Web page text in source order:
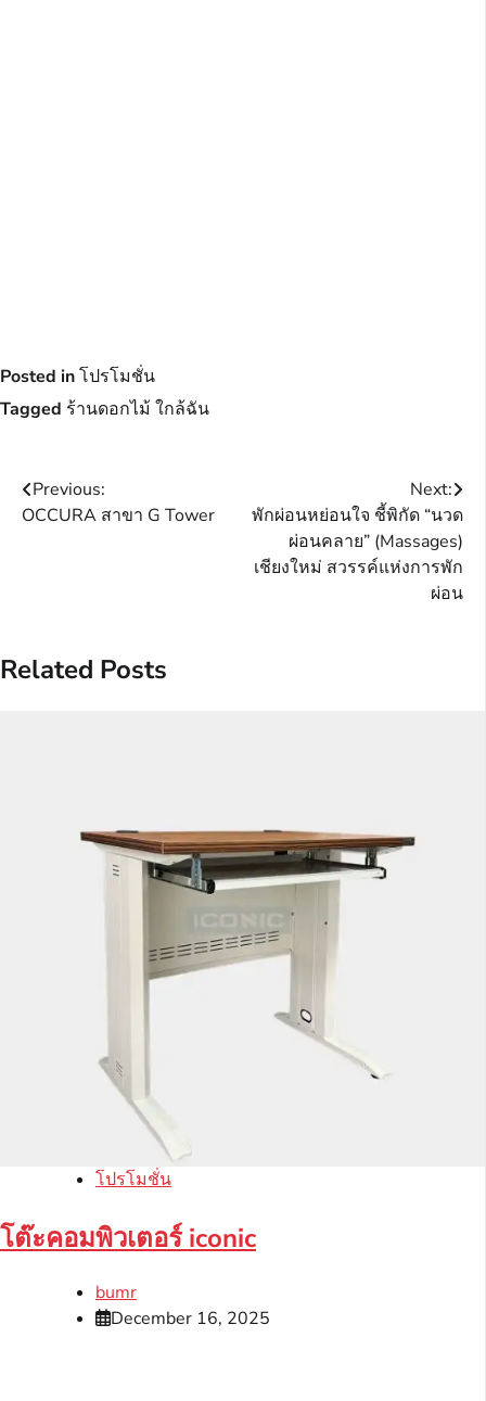
Posted inโปรโมชั่น
Tagged ร้านดอกไม้ ใกล้ฉัน
Post
navigation
Previous:
OCCURA สาขา G Tower
Next:
พักผ่อนหย่อนใจ ชี้พิกัด “นวด
ผ่อนคลาย” (Massages)
เชียงใหม่ สวรรค์แห่งการพัก
ผ่อน
Related Posts
โปรโมชั่น
โต๊ะคอมพิวเตอร์ iconic
bumr
December 16, 2025